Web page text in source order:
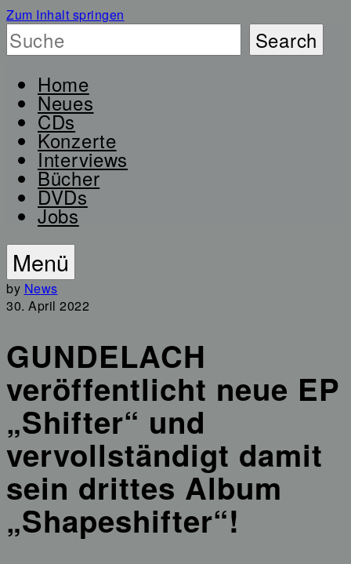
Zum Inhalt springen
Home
Neues
CDs
Konzerte
Interviews
Bücher
DVDs
Jobs
Menü
by News
30. April 2022
GUNDELACH
veröffentlicht neue EP
„Shifter“ und
vervollständigt damit
sein drittes Album
„Shapeshifter“!